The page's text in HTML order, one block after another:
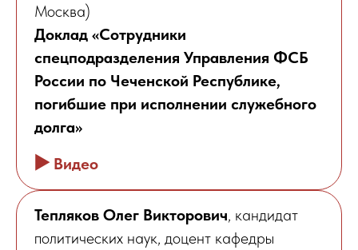
Москва)
Доклад «Сотрудники
спецподразделения Управления ФСБ
России по Чеченской Республике,
погибшие при исполнении служебного
долга»
▶️ Видео
Тепляков Олег Викторович, кандидат
политических наук, доцент кафедры